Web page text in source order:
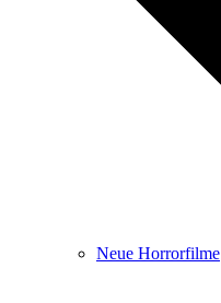
Neue Horrorfilme